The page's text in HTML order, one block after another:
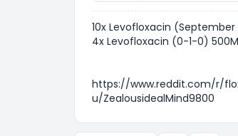
10x Levofloxacin (September
4x Levofloxacin (0-1-0)
https://www.reddit.com/r/
u/ZealousidealMind9800